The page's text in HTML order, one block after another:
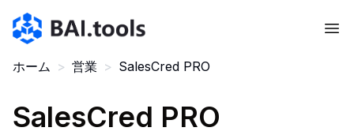
Bai.tools
ホーム > 営業 > SalesCred PRO
SalesCred PRO